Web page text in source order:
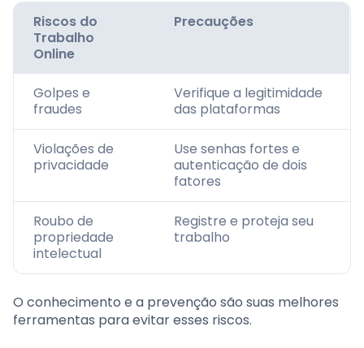
Riscos do
Trabalho
Online
Precauções
Golpes e
fraudes
Verifique a legitimidade
das plataformas
Violações de
privacidade
Use senhas fortes e
autenticação de dois
fatores
Roubo de
propriedade
intelectual
Registre e proteja seu
trabalho
O conhecimento e a prevenção são suas melhores
ferramentas para evitar esses riscos.